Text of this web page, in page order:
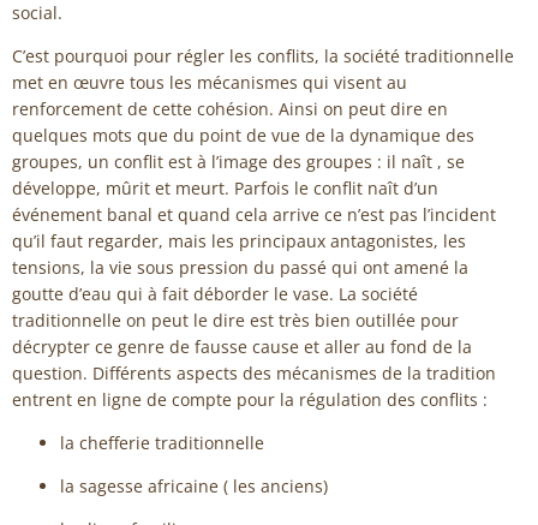
social.
C’est pourquoi pour régler les conflits, la société traditionnelle
met en œuvre tous les mécanismes qui visent au
renforcement de cette cohésion. Ainsi on peut dire en
quelques mots que du point de vue de la dynamique des
groupes, un conflit est à l’image des groupes : il naît , se
développe, mûrit et meurt. Parfois le conflit naît d’un
événement banal et quand cela arrive ce n’est pas l’incident
qu’il faut regarder, mais les principaux antagonistes, les
tensions, la vie sous pression du passé qui ont amené la
goutte d’eau qui à fait déborder le vase. La société
traditionnelle on peut le dire est très bien outillée pour
décrypter ce genre de fausse cause et aller au fond de la
question. Différents aspects des mécanismes de la tradition
entrent en ligne de compte pour la régulation des conflits :
la chefferie traditionnelle
la sagesse africaine ( les anciens)